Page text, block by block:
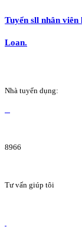
Tuyển sll nhân
Loan.
Nhà tuyển dụng:
8966
Tư vấn giúp tôi